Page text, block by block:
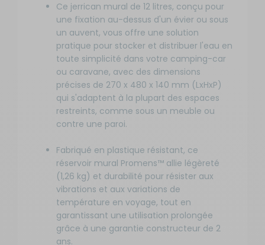
Ce jerrican mural de 12 litres, conçu pour
une fixation au-dessus d'un évier ou sous
un auvent, vous offre une solution
pratique pour stocker et distribuer l'eau en
toute simplicité dans votre camping-car
ou caravane, avec des dimensions
précises de 270 x 480 x 140 mm (LxHxP)
qui s'adaptent à la plupart des espaces
restreints, comme sous un meuble ou
contre une paroi.
Fabriqué en plastique résistant, ce
réservoir mural Promens™ allie légèreté
(1,26 kg) et durabilité pour résister aux
vibrations et aux variations de
température en voyage, tout en
garantissant une utilisation prolongée
grâce à une garantie constructeur de 2
ans.